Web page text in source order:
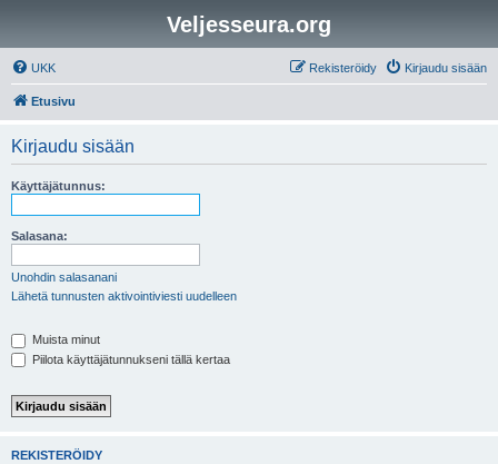
Veljesseura.org
UKK Kirjaudu sisään
Rekisteröidy
Etusivu
Kirjaudu sisään
Käyttäjätunnus:
Salasana:
Unohdin salasanani
Lähetä tunnusten aktivointiviesti uudelleen
Muista minut
Piilota käyttäjätunnukseni tällä kertaa
REKISTERÖIDY